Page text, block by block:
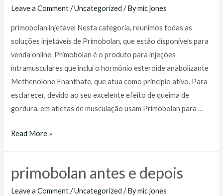
Leave a Comment /Uncategorized / Bymic jones
primobolan injetavel Nesta categoria, reunimos todas as
soluções injetáveis de Primobolan, que estão disponíveis para
venda online. Primobolan é o produto para injeções
intramusculares que inclui o hormônio esteroide anabolizante
Methenolone Enanthate, que atua como princípio ativo. Para
esclarecer, devido ao seu excelente efeito de queima de
gordura, em atletas de musculação usam Primobolan para …
primobolan
Read More »
primobolan antes e depois
Leave a Comment /Uncategorized / Bymic jones